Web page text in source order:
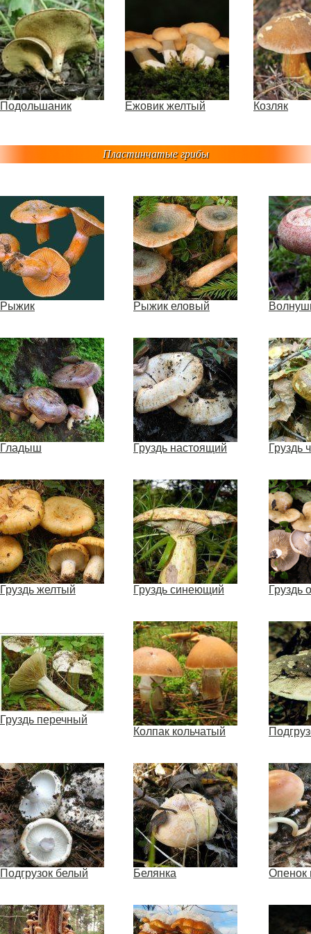
Подольшаник Ежовик желтый Козляк
Пластинчатые грибы
Рыжик Рыжик еловый
Гладыш Груздь настоящий Груздь
Груздь желтый Груздь синеющий Груздь
Груздь перечный
Колпак кольчатый
Подгрузок белый Белянка Опенок